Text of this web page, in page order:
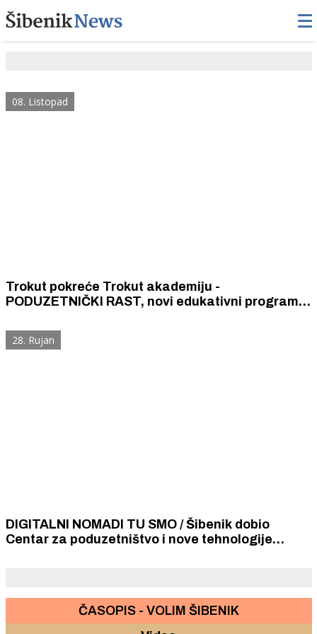
08. Listopad
Trokut pokreće Trokut akademiju -
PODUZETNIČKI RAST, novi edukativni program
28. Rujan
DIGITALNI NOMADI TU SMO / Šibenik dobio
Centar za poduzetništvo i nove tehnologije
ČASOPIS - VOLIM ŠIBENIK